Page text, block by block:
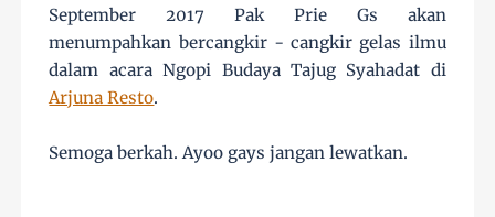
September 2017 Pak Prie Gs akan
menumpahkan bercangkir - cangkir gelas ilmu
dalam acara Ngopi Budaya Tajug Syahadat di
Arjuna Resto.
Semoga berkah. Ayoo gays jangan lewatkan.